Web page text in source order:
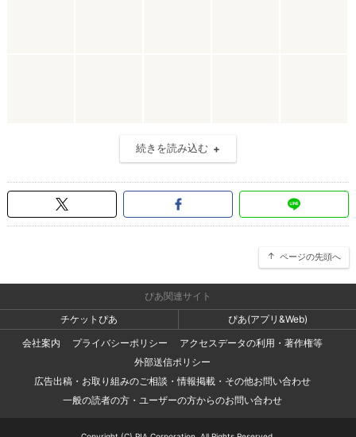
続きを読み込む
ページの先頭へ
ぴあ関連サイト
チケットぴあ
ぴあ(アプリ&Web)
会社案内
プライバシーポリシー
アクセスデータの利用・著作権等
外部送信ポリシー
広告出稿・お取り組みのご相談・情報掲載・その他お問い合わせ
一般の読者の方・ユーザーの方からのお問い合わせ